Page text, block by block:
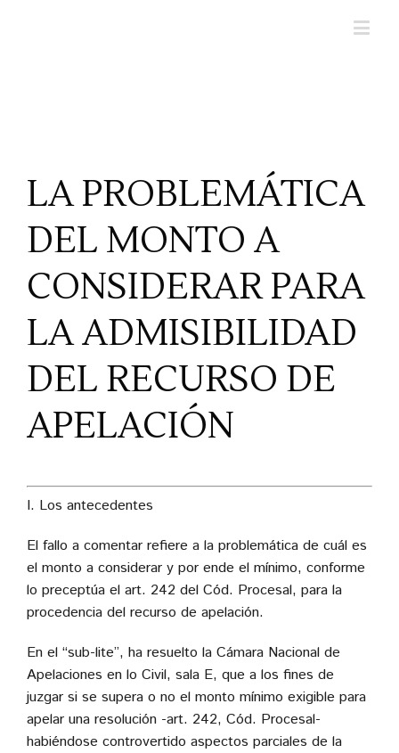
LA PROBLEMÁTICA
DEL MONTO A
CONSIDERAR PARA
LA ADMISIBILIDAD
DEL RECURSO DE
APELACIÓN
I. Los antecedentes
El fallo a comentar refiere a la problemática de cuál es
el monto a considerar y por ende el mínimo, conforme
lo preceptúa el art. 242 del Cód. Procesal, para la
procedencia del recurso de apelación.
En el “sub-lite”, ha resuelto la Cámara Nacional de
Apelaciones en lo Civil, sala E, que a los fines de
juzgar si se supera o no el monto mínimo exigible para
apelar una resolución -art. 242, Cód. Procesal-
habiéndose controvertido aspectos parciales de la